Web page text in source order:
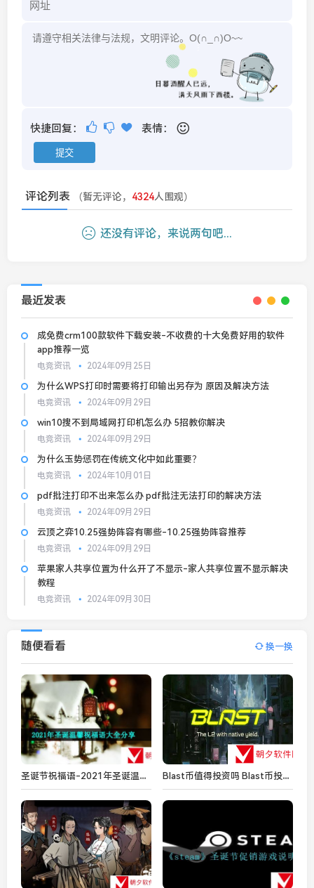
快捷回复： 表情：
评论列表 （暂无评论， 4324人围观）
还没有评论，来说两句吧...
最近发表
成免费crm100款软件下载安装-不收费的十大免费好用的软件
app推荐一览
电竞资讯 2024年09月25日
为什么WPS打印时需要将打印输出另存为 原因及解决方法
电竞资讯 2024年09月29日
win10搜不到局域网打印机怎么办 5招教你解决
电竞资讯 2024年09月29日
为什么玉势惩罚在传统文化中如此重要？
电竞资讯 2024年10月01日
pdf批注打印不出来怎么办 pdf批注无法打印的解决方法
电竞资讯 2024年09月29日
云顶之弈10.25强势阵容有哪些-10.25强势阵容推荐
电竞资讯 2024年09月29日
苹果家人共享位置为什么开了不显示-家人共享位置不显示解决
教程
电竞资讯 2024年09月30日
随便看看 换一换
圣诞节祝福语-2021年圣诞温馨祝福语大全分享 Blast币值得投资吗 Blast币投资一览